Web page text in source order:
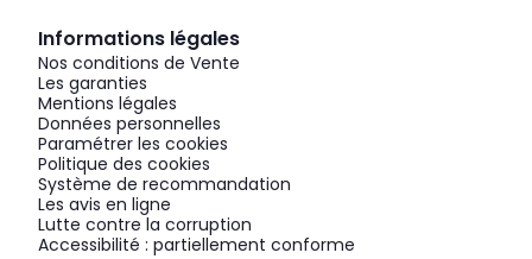
Informations légales
Nos conditions de Vente
Les garanties
Mentions légales
Données personnelles
Paramétrer les cookies
Politique des cookies
Système de recommandation
Les avis en ligne
Lutte contre la corruption
Accessibilité : partiellement conforme